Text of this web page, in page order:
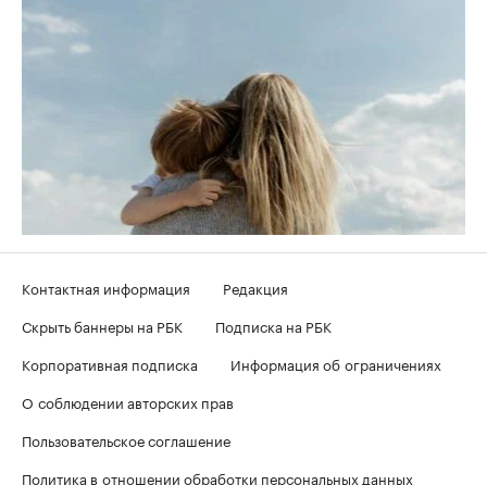
Контактная информация
Редакция
Скрыть баннеры на РБК
Подписка на РБК
Корпоративная подписка
Информация об ограничениях
О соблюдении авторских прав
Пользовательское соглашение
Политика в отношении обработки персональных данных